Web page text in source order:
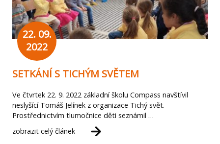
22. 09.
2022
SETKÁNÍ S TICHÝM SVĚTEM
Ve čtvrtek 22. 9. 2022 základní školu Compass navštívil
neslyšící Tomáš Jelínek z organizace Tichý svět.
Prostřednictvím tlumočnice děti seznámil …
zobrazit celý článek